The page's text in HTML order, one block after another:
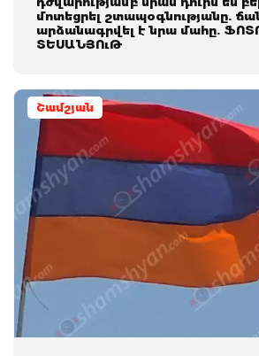
մոտեցրել շտապօգնությանը.
արձանագրվել է նրա մահը.
ՏԵՍԱՆՅՈւԹ
Շամշյան